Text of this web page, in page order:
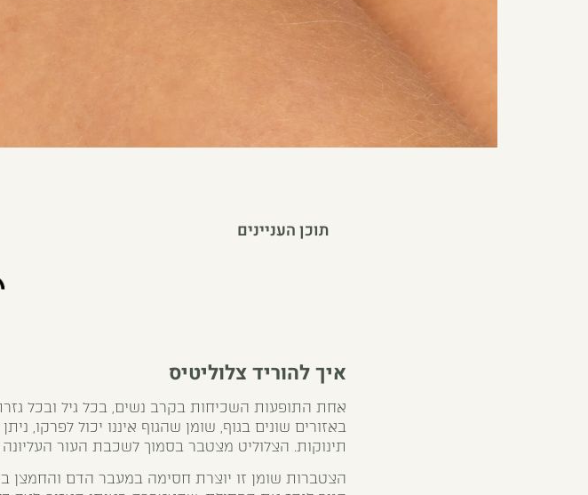
תוכן העניינים
איך להוריד צלוליטיס
אחת התופעות השכיחות בקרב נשים, בכל גיל ובכל
באזורים שונים בגוף, שומן שהגוף איננו יכול לפרקו,
תינוקות. הצלוליט מצטבר בסמוך לשכבת העור העליונה
הצטברות שומן זו יוצרת חסימה במעבר הדם והחמצן